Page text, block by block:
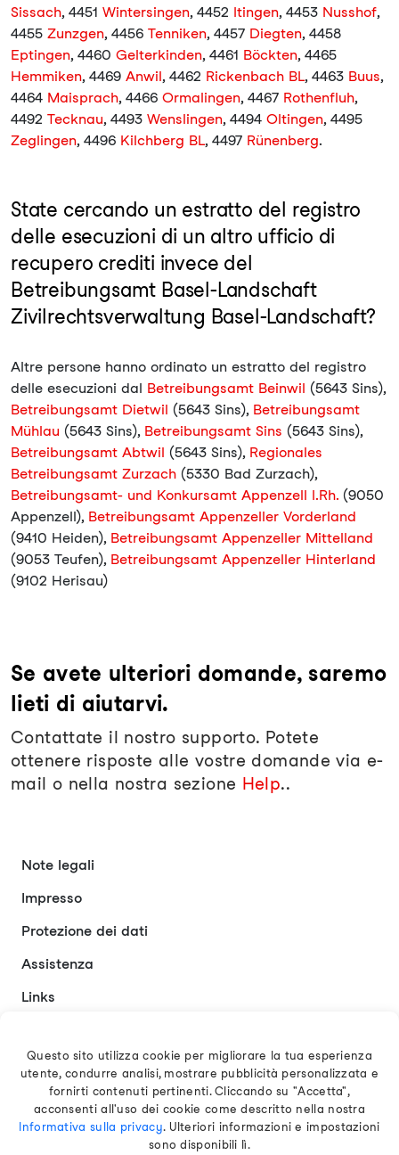
Sissach, 4451 Wintersingen, 4452 Itingen, 4453 Nusshof,
4455 Zunzgen, 4456 Tenniken, 4457 Diegten, 4458
Eptingen, 4460 Gelterkinden, 4461 Böckten, 4465
Hemmiken, 4469 Anwil, 4462 Rickenbach BL, 4463 Buus,
4464 Maisprach, 4466 Ormalingen, 4467 Rothenfluh,
4492 Tecknau, 4493 Wenslingen, 4494 Oltingen, 4495
Zeglingen, 4496 Kilchberg BL, 4497 Rünenberg.
State cercando un estratto del registro
delle esecuzioni di un altro ufficio di
recupero crediti invece del
Betreibungsamt Basel-Landschaft
Zivilrechtsverwaltung Basel-Landschaft?
Altre persone hanno ordinato un estratto del registro
delle esecuzioni dal Betreibungsamt Beinwil (5643 Sins),
Betreibungsamt Dietwil (5643 Sins), Betreibungsamt
Mühlau (5643 Sins), Betreibungsamt Sins (5643 Sins),
Betreibungsamt Abtwil (5643 Sins), Regionales
Betreibungsamt Zurzach (5330 Bad Zurzach),
Betreibungsamt- und Konkursamt Appenzell I.Rh. (9050
Appenzell), Betreibungsamt Appenzeller Vorderland
(9410 Heiden), Betreibungsamt Appenzeller Mittelland
(9053 Teufen), Betreibungsamt Appenzeller Hinterland
(9102 Herisau)
Se avete ulteriori domande, saremo
lieti di aiutarvi.
Contattate il nostro supporto. Potete
ottenere risposte alle vostre domande via e-
mail o nella nostra sezione Help..
Note legali
Impresso
Protezione dei dati
Assistenza
Links
Italiano
Questo sito utilizza cookie per migliorare la tua esperienza
utente, condurre analisi, mostrare pubblicità personalizzata e
fornirti contenuti pertinenti. Cliccando su "Accetta",
acconsenti all'uso dei cookie come descritto nella nostra
Informativa sulla privacy. Ulteriori informazioni e impostazioni
sono disponibili lì.